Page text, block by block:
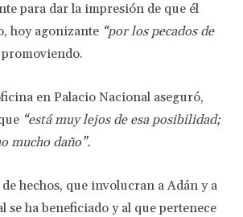
para dar la impresión de que él
hoy agonizante “por los pecados de
en Palacio Nacional aseguró,
“está muy lejos de esa posibilidad;
mucho daño”.
hechos, que involucran a Adán y a
se ha beneficiado y al que pertenece